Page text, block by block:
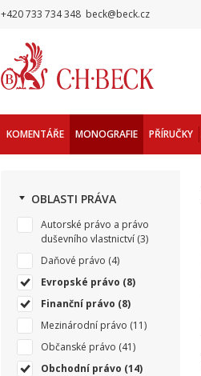
+420 733 734 348 beck@beck.cz
KOMENTÁŘE MONOGRAFIE PŘÍRUČKY
OBLASTI PRÁVA
Autorské právo a právo
duševního vlastnictví (3)
Daňové právo (4)
Evropské právo (8)
Finanční právo (8)
Mezinárodní právo (11)
Občanské právo (41)
Obchodní právo (14)